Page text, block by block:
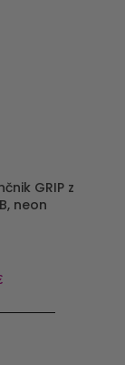
GRIP z
neon